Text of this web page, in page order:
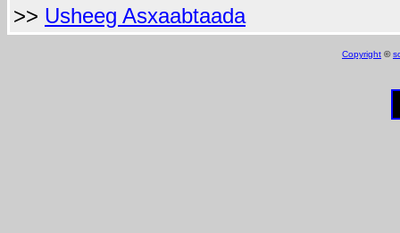
>> Usheeg Asxaabtaada
Copyright ©